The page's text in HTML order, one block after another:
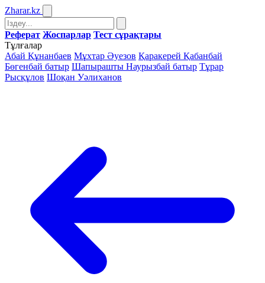
Zharar.kz
Реферат Жоспарлар Тест сұрақтары
Тұлғалар
Абай Құнанбаев Мұхтар Әуезов Қаракерей Қабанбай
Бөгенбай батыр Шапырашты Наурызбай батыр Тұрар
Рысқұлов Шоқан Уәлиханов